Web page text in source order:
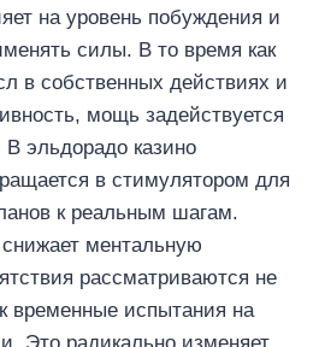
на уровень побуждения и
силы. В то время как
в собственных действиях и
мощь задействуется
эльдорадо казино
в стимулятором для
к реальным шагам.
ментальную
рассматриваются не
временные испытания на